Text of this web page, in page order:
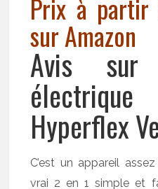
Prix à partir
sur Amazon
Avis
électrique
Hyperflex
C’est un appareil
vrai 2 en 1 simple et